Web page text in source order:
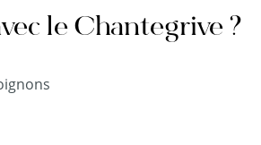
le Chantegrive ?